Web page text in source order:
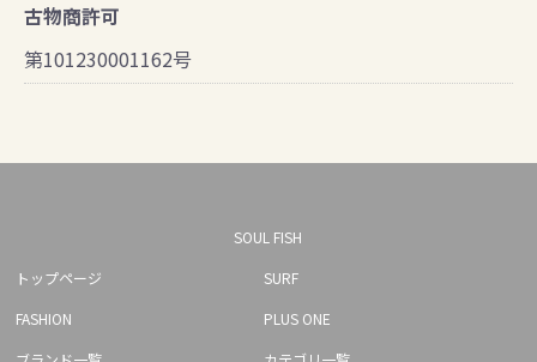
古物商許可
第101230001162号
SOUL FISH
トップページ
SURF
FASHION
PLUS ONE